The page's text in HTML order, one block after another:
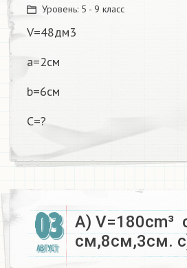
Уровень: 5 - 9 класс
V=48дм3
a=2см
b=6см
C=?
03
АВГУСТ
А) V=180cm³
см,8см,3см.